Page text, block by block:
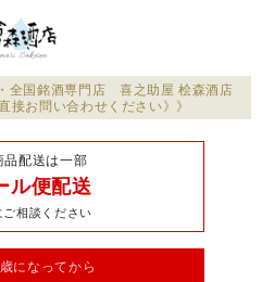
全国銘酒専門店 喜之助屋 桧森酒店
接お問い合わせください》》
品配送は一部
ル便配送
相談ください
になってから